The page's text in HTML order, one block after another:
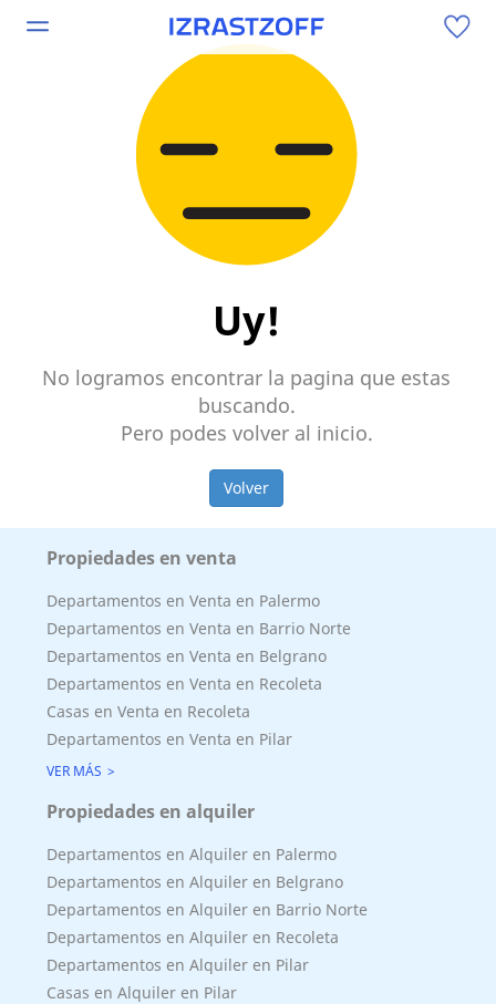
Uy!
No logramos encontrar la pagina que estas
buscando.
Pero podes volver al inicio.
Volver
Propiedades en venta
Departamentos en Venta en Palermo
Departamentos en Venta en Barrio Norte
Departamentos en Venta en Belgrano
Departamentos en Venta en Recoleta
Casas en Venta en Recoleta
Departamentos en Venta en Pilar
VER MÁS
Propiedades en alquiler
Departamentos en Alquiler en Palermo
Departamentos en Alquiler en Belgrano
Departamentos en Alquiler en Barrio Norte
Departamentos en Alquiler en Recoleta
Departamentos en Alquiler en Pilar
Casas en Alquiler en Pilar